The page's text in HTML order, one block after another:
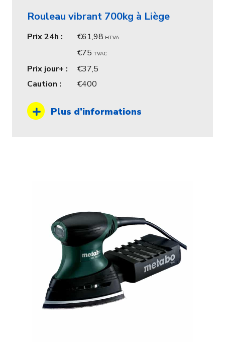
Rouleau vibrant 700kg à Liège
Prix 24h : 61,98 HTVA
75 TVAC
Prix jour+ :
37,5
Caution :
400
Plus d’informations